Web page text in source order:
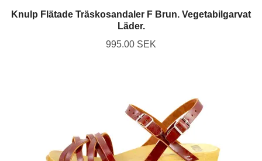
Knulp Flätade Träskosandaler F Brun. Vegetabilgarvat
Läder.
995.00 SEK